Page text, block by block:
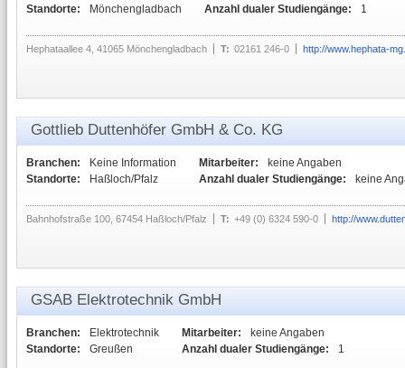
Standorte:
Mönchengladbach
Anzahl dualer Studiengänge:
1
Hephataallee 4, 41065 Mönchengladbach T: 02161 246-0 http://www.hephata-
Gottlieb Duttenhöfer GmbH & Co. KG
Branchen:
Keine Information
Standorte:
Haßloch/Pfalz
Mitarbeiter:
keine Angaben
Anzahl dualer Studiengänge:
keine
Bahnhofstraße 100, 67454 Haßloch/Pfalz T: +49 (0) 6324 590-0 http://
GSAB Elektrotechnik GmbH
Branchen:
Elektrotechnik
Standorte:
Greußen
Mitarbeiter:
keine Angaben
Anzahl dualer Studiengänge:
1